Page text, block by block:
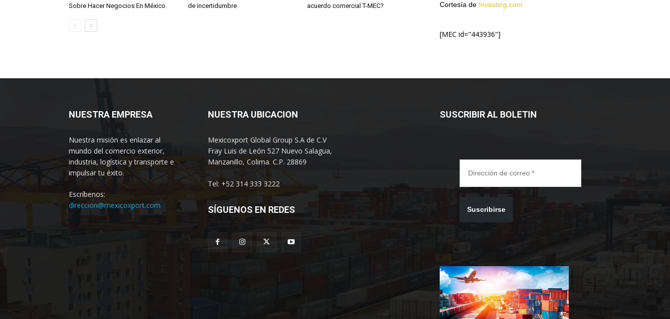
Sobre Hacer Negocios En México.
de incertidumbre
acuerdo comercial T-MEC?
Cortesía de Investing.com
[MEC id="443936"]
NUESTRA EMPRESA
Nuestra misión es enlazar al
mundo del comercio exterior,
industria, logística y transporte e
impulsar tu éxito.
Escríbenos:
direccion@mexicoxport.com
NUESTRA UBICACION
Mexicoxport Global Group S.A de C.V
Fray Luis de León 527 Nuevo Salagua,
Manzanillo, Colima. C.P. 28869
Tel: +52 314 333 3222
SÍGUENOS EN REDES
SUSCRIBIR AL BOLETIN
Suscribirse